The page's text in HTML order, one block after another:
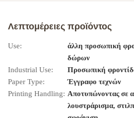
Λεπτομέρειες προϊόντος
Use:
άλλη προσωπική
δώρων
Industrial Use:
Προσωπική
Paper Type:
Έγγραφο τεχνών
Printing Handling: Αποτυπώνοντας σε
λουστράρισμα,